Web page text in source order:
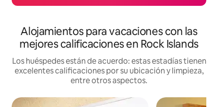
Alojamientos para vacaciones con las
mejores calificaciones en Rock Islands
Los huéspedes están de acuerdo: estas estadías tienen
excelentes calificaciones por su ubicación y limpieza,
entre otros aspectos.